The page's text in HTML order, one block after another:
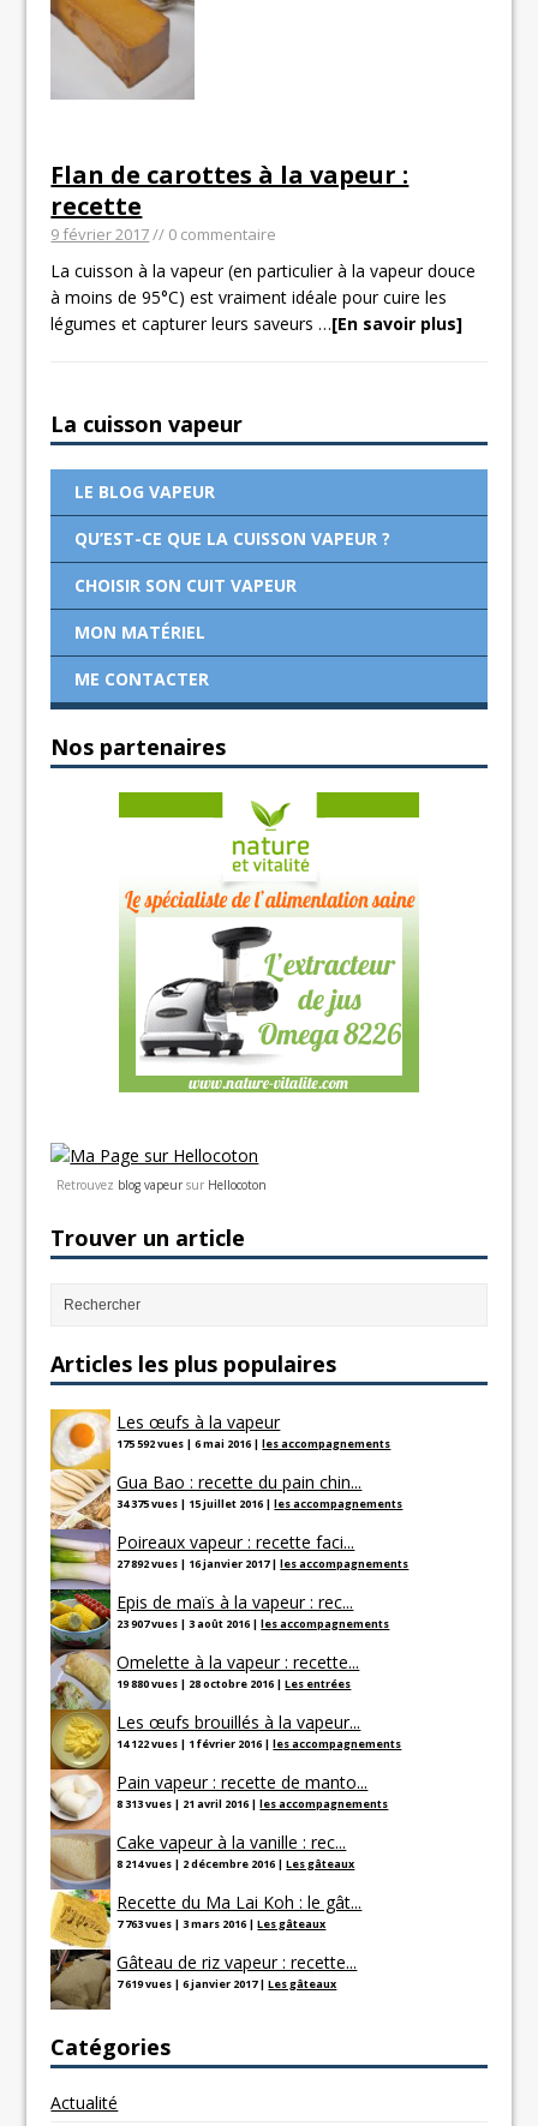
Flan de carottes à la vapeur :
recette
9 février 2017// 0 commentaire
La cuisson à la vapeur (en particulier à la vapeur douce
à moins de 95°C) est vraiment idéale pour cuire les
légumes et capturer leurs saveurs…[En savoir plus]
La cuisson vapeur
LE BLOG VAPEUR
QU’EST-CE QUE LA CUISSON VAPEUR ?
CHOISIR SON CUIT VAPEUR
MON MATÉRIEL
ME CONTACTER
Nos partenaires
Retrouvez blog vapeur sur Hellocoton
Trouver un article
Articles les plus populaires
Les œufs à la vapeur
175 592 vues |6 mai 2016 |les accompagnements
Gua Bao : recette du pain chin...
34 375 vues | 15 juillet 2016 |les accompagnements
Poireaux vapeur : recette faci...
27 892 vues | 16 janvier 2017|les accompagnements
Epis de maïs à la vapeur : rec...
23 907 vues |3 août 2016 |les accompagnements
Omelette à la vapeur : recette...
19 880 vues | 28 octobre 2016 |Les entrées
Les œufs brouillés à la vapeur...
14 122 vues | 1 février 2016 |les accompagnements
Pain vapeur : recette de manto...
8 313 vues | 21 avril 2016 |les accompagnements
Cake vapeur à la vanille : rec...
8 214 vues | 2 décembre 2016 |Les gâteaux
Recette du Ma Lai Koh : le gât...
7 763 vues |3 mars 2016 |Les gâteaux
Gâteau de riz vapeur : recette...
7 619 vues |6 janvier 2017|Les gâteaux
Catégories
Actualité